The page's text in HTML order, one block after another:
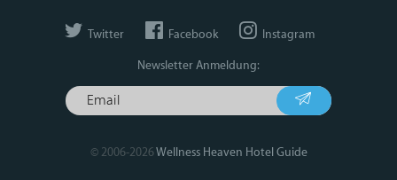
Twitter Facebook Instagram
Newsletter Anmeldung:
© 2006-2026Wellness Heaven Hotel Guide